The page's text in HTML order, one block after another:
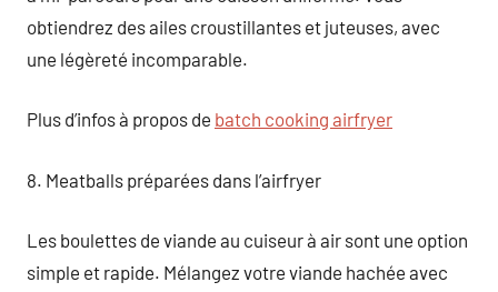
obtiendrez des ailes croustillantes et juteuses, avec
une légèreté incomparable.
Plus d’infos à propos de batch cooking airfryer
8. Meatballs préparées dans l’airfryer
Les boulettes de viande au cuiseur à air sont une option
simple et rapide. Mélangez votre viande hachée avec